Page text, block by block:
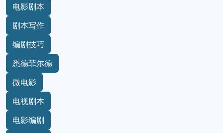
电影剧本
剧本写作
编剧技巧
悉德菲尔德
微电影
电视剧本
电影编剧